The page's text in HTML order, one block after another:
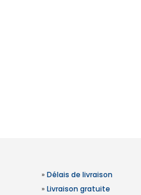
» Délais de livraison
» Livraison gratuite